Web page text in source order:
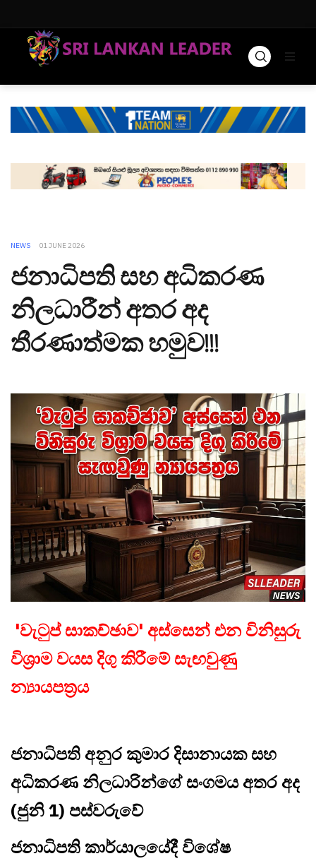
NEWS 01 JUNE 2026
ජනාධිපති සහ අධිකරණ
නිලධාරීන් අතර අද
තීරණාත්මක හමුව!!!
'වැටුප් සාකච්ඡාව' අස්සෙන් එන විනිසුරු
විශ්‍රාම වයස දිගු කිරීමේ සැඟවුණු
න්‍යායපත්‍රය
ජනාධිපති අනුර කුමාර දිසානායක සහ
අධිකරණ නිලධාරින්ගේ සංගමය අතර අද
(ජුනි 1) පස්වරුවේ
ජනාධිපති කාර්යාලයේදී විශේෂ